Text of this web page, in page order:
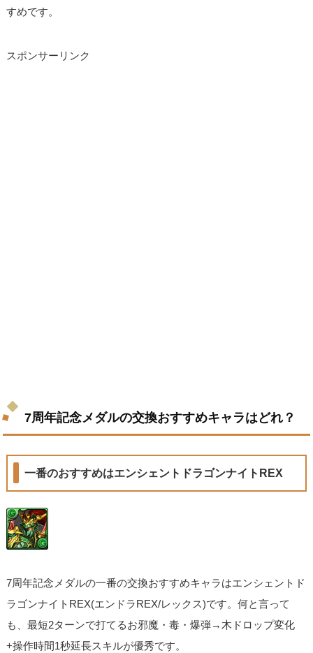
すめです。
スポンサーリンク
7周年記念メダルの交換おすすめキャラはどれ？
一番のおすすめはエンシェントドラゴンナイトREX
7周年記念メダルの一番の交換おすすめキャラはエンシェントド
ラゴンナイトREX(エンドラREX/レックス)です。何と言って
も、最短2ターンで打てるお邪魔・毒・爆弾→木ドロップ変化
+操作時間1秒延長スキルが優秀です。